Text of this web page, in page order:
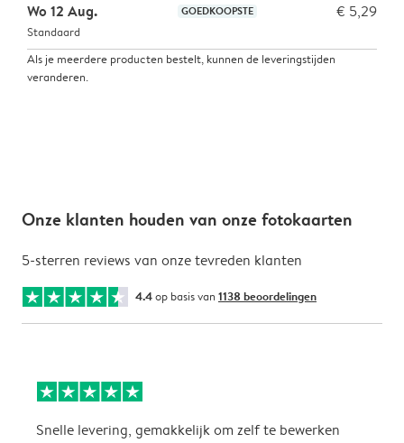
Wo 12 Aug.
GOEDKOOPSTE € 5,29
Standaard
Als je meerdere producten bestelt, kunnen de leveringstijden
veranderen.
Onze klanten houden van onze fotokaarten
5-sterren reviews van onze tevreden klanten
4.4op basis van 1138 beoordelingen
Snelle levering, gemakkelijk om zelf te bewerken